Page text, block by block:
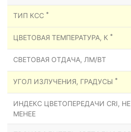
ТИП КСС *
ЦВЕТОВАЯ ТЕМПЕРАТУРА, К *
СВЕТОВАЯ ОТДАЧА, ЛМ/ВТ
УГОЛ ИЗЛУЧЕНИЯ, ГРАДУСЫ *
ИНДЕКС ЦВЕТОПЕРЕДАЧИ CRI, НЕ
МЕНЕЕ